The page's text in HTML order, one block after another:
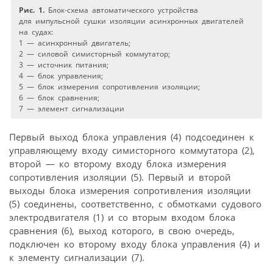
Рис. 1. Блок-схема автоматического устройства
для импульсной сушки изоляции асинхронных двигателей
на судах:
1 — асинхронный двигатель;
2 — силовой симисторный коммутатор;
3 — источник питания;
4 — блок управления;
5 — блок измерения сопротивления изоляции;
6 — блок сравнения;
7 — элемент сигнализации
Первый выход блока управления (4) подсоединен к
управляющему входу симисторного коммутатора (2),
второй — ко второму входу блока измерения
сопротивления изоляции (5). Первый и второй
выходы блока измерения сопротивления изоляции
(5) соединены, соответственно, с обмотками судового
электродвигателя (1) и со вторым входом блока
сравнения (6), выход которого, в свою очередь,
подключен ко второму входу блока управления (4) и
к элементу сигнализации (7).